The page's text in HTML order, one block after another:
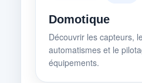
Domotique
Découvrir les capteurs,
automatismes et le
équipements.